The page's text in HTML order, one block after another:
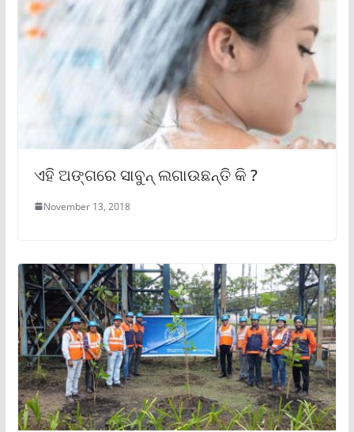
ଏହି ଅଙ୍ଗରେ ସାବୁନ୍ ଲଗାଉଛନ୍ତି କି ?
November 13, 2018